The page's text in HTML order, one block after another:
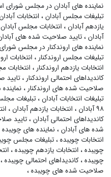
نماینده های آبادان در مجلس شورای
تبلیغات مجلس آبادان، انتخابات
یازدهم آبادان، انتخابات مجلس آبادان
آبادان،تایید صلاحیت شده های
نماینده های اروندکنار در مجلس
تبلیغات مجلس اروندکنار، انتخابات
انتخابات یازدهم اروندکنار، انتخابات
کاندیداهای احتمالی اروندکنار،تایید
صلاحیت شده های اروندکنار،
تبلیغات انتخابات آبادان،تبلیغات
۹۸ آبادان
، انتخابات یازدهم آبادان،
کاندیداهای احتمالی آبادان،تایید
شده های آبادان، نماینده های
انتخابات چویبده،تبلیغات مجلس
چویبده، انتخابات یازدهم چویبده،
چویبده،کاندیداهای احتمالی چویبده،
صلاحیت شده های چویبده،